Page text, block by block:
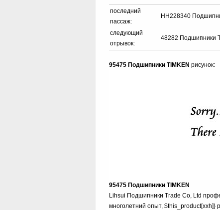
последний
пассаж:
HH228340
следующий
отрывок:
48282 Подшипники
95475 Подшипники TIMKEN рисунок:
95475 Подшипники TIMKEN
Lihsui Подшипники Trade Co, Ltd
многолетний опыт, $this_product[xxh]}